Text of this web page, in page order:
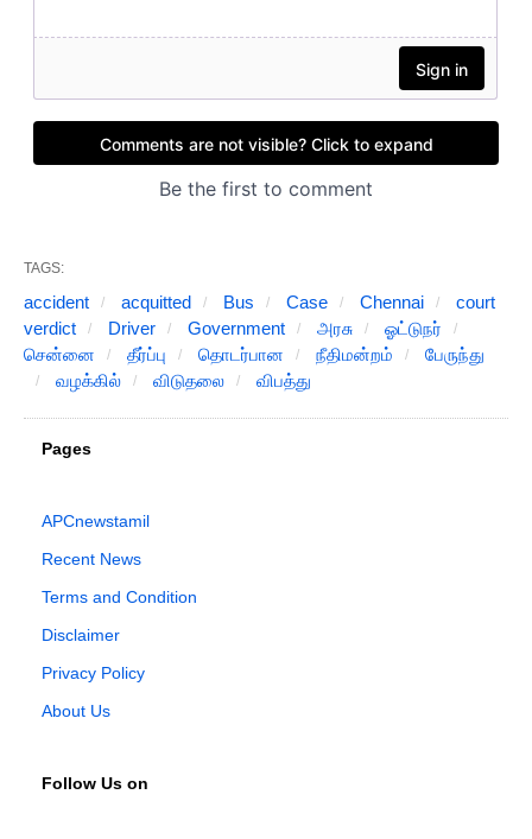
TAGS:
accident acquitted Bus Case Chennai
court
verdict
Driver Government அரசு
ஓட்டுநர்
சென்னை
தீர்ப்பு தொடர்பான நீதிமன்றம்
பேருந்து
வழக்கில்
விடுதலை விபத்து
Pages
APCnewstamil
Recent News
Terms and Condition
Disclaimer
Privacy Policy
About Us
Follow Us on